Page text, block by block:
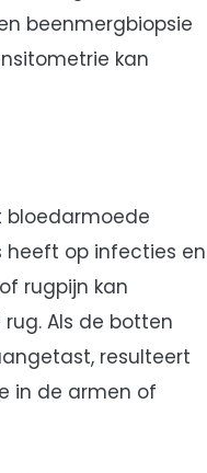
beenmergbiopsie
kan
bloedarmoede
op infecties en
rugpijn kan
Als de botten
resulteert
in de armen of